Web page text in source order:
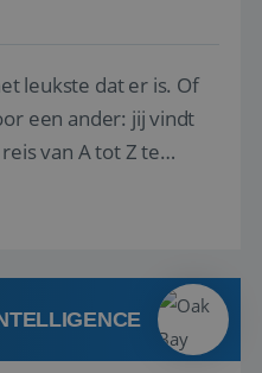
leukste dat er is. Of
een ander: jij vindt
van A tot Z te
prachtige plekjes op
vragen ...